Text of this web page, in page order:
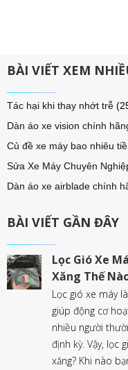
BÀI VIẾT XEM
Tác hại khi thay nhớt trễ
Dàn áo xe vision chính
Củ đề xe máy bao nhiêu
Sửa Xe Máy Chuyên
Dàn áo xe airblade chính
BÀI VIẾT GẦN ĐÂY
Lọc Gió Xe
Xăng Thế
Lọc gió xe máy
giúp động cơ
nhiều người
định kỳ. Vậy, lọc
xăng? Khi nào